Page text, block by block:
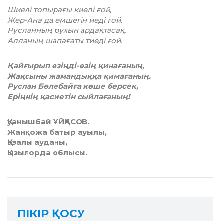
Шиелі топырағы киелі ғой,
Жер-Ана да емшегін иеді ғой.
Русланның рухын ардақтасақ,
Алланың шапағаты тиеді ғой.
Қайғырып өзіңді-өзің қинағаның,
Жақсыны жамандыққа қимағаның.
Руслан Бөлебайға көше берсек,
Еріңнің қасиетін сыйлағаның!
Қуанышбай ҰЙҚАСОВ.
Жанқожа батыр ауылы,
Қазалы ауданы,
Қызылорда облысы.
ПІКІР ҚОСУ